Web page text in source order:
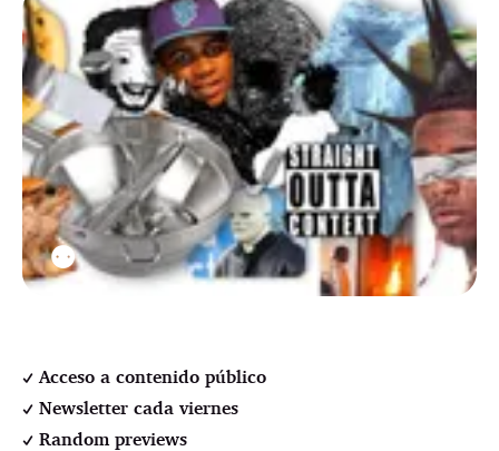
⚉
Acceso a contenido público
Newsletter cada viernes
Random previews